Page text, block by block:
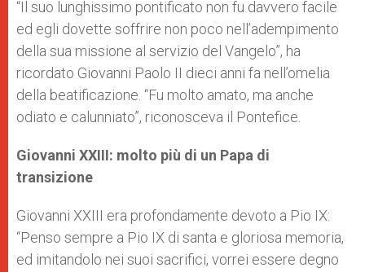
“Il suo lunghissimo pontificato non fu davvero facile
ed egli dovette soffrire non poco nell’adempimento
della sua missione al servizio del Vangelo”, ha
ricordato Giovanni Paolo II dieci anni fa nell’omelia
della beatificazione. “Fu molto amato, ma anche
odiato e calunniato”, riconosceva il Pontefice.
Giovanni XXIII: molto più di un Papa di
transizione
Giovanni XXIII era profondamente devoto a Pio IX:
“Penso sempre a Pio IX di santa e gloriosa memoria,
ed imitandolo nei suoi sacrifici, vorrei essere degno